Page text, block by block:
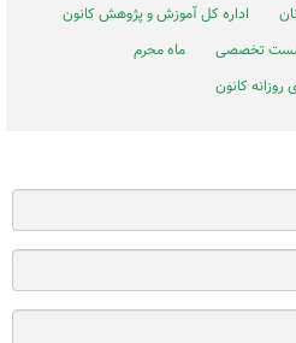
اداره کل آموزش و پژوهش کانون
تخصصی
ماه محرم
کانون